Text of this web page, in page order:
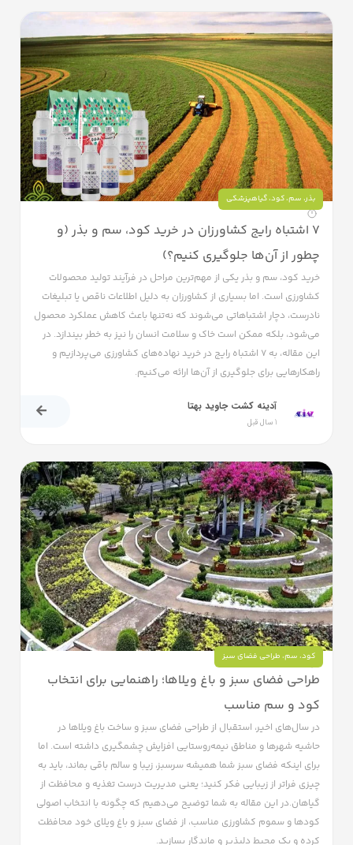
بذر،سم،کود،گیاهپزشکی
۷ اشتباه رایج کشاورزان در خرید کود، سم و بذر (و
چطور از آن‌ها جلوگیری کنیم؟)
خرید کود، سم و بذر یکی از مهم‌ترین مراحل در فرآیند تولید محصولات
کشاورزی است. اما بسیاری از کشاورزان به دلیل اطلاعات ناقص یا تبلیغات
نادرست، دچار اشتباهاتی می‌شوند که نه‌تنها باعث کاهش عملکرد محصول
می‌شود، بلکه ممکن است خاک و سلامت انسان را نیز به خطر بیندازد. در
این مقاله، به ۷ اشتباه رایج در خرید نهاده‌های کشاورزی می‌پردازیم و
راهکارهایی برای جلوگیری از آن‌ها ارائه می‌کنیم.
آدینه کشت جاوید بهتا
1 سال قبل
کود،سم،طراحی فضای سبز
طراحی فضای سبز و باغ ویلاها؛ راهنمایی برای انتخاب
کود و سم مناسب
در سال‌های اخیر، استقبال از طراحی فضای سبز و ساخت باغ ویلاها در
حاشیه شهرها و مناطق نیمه‌روستایی افزایش چشمگیری داشته است. اما
برای اینکه فضای سبز شما همیشه سرسبز، زیبا و سالم باقی بماند، باید به
چیزی فراتر از زیبایی فکر کنید؛ یعنی مدیریت درست تغذیه و محافظت از
گیاهان.در این مقاله به شما توضیح می‌دهیم که چگونه با انتخاب اصولی
کودها و سموم کشاورزی مناسب، از فضای سبز و باغ ویلای خود محافظت
کرده و یک محیط دلپذیر و ماندگار بسازید.